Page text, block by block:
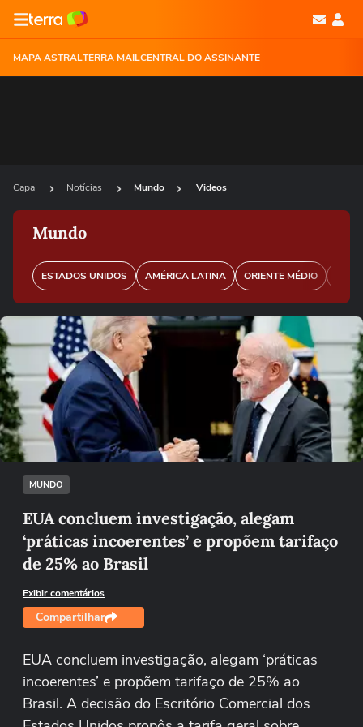
MAPA ASTRALTERRA MAILCENTRAL DO ASSINANTE
Capa Notícias Mundo Videos
Mundo
ESTADOS UNIDOS AMÉRICA LATINA ORIENTE MÉDIO
Ops!
Não foi possível reproduzir o vídeo
Tentar novamente
MUNDO
EUA concluem investigação, alegam
‘práticas incoerentes’ e propõem tarifaço
de 25% ao Brasil
Exibir comentários
Compartilhar
EUA concluem investigação, alegam ‘práticas
incoerentes’ e propõem tarifaço de 25% ao
Brasil. A decisão do Escritório Comercial dos